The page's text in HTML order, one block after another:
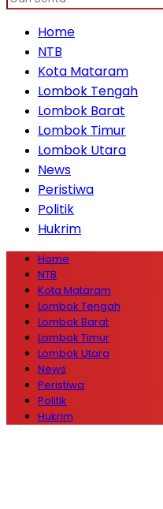
Home
NTB
Kota Mataram
Lombok Tengah
Lombok Barat
Lombok Timur
Lombok Utara
News
Peristiwa
Politik
Hukrim
Home
NTB
Kota Mataram
Lombok Tengah
Lombok Barat
Lombok Timur
Lombok Utara
News
Peristiwa
Politik
Hukrim